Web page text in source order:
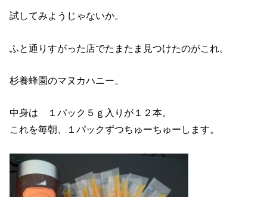
試してみようじゃないか。
ふと通りすがった店でたまたま見つけたのがこれ。
杉養蜂園のマヌカハニー。
中身は １パック５ｇ入りが１２本。
これを毎朝、１パックずつちゅーちゅーします。